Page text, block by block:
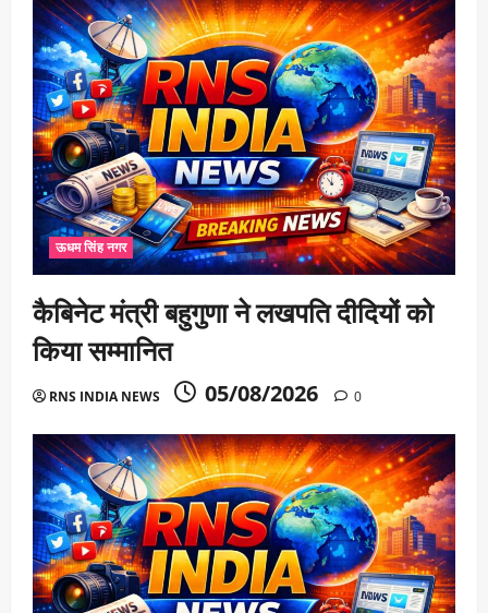
ऊधम सिंह नगर
कैबिनेट मंत्री बहुगुणा ने लखपति दीदियों को
किया सम्मानित
RNS INDIA NEWS 05/08/2026 0